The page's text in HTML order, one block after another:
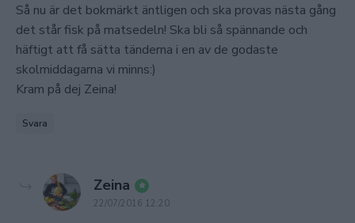
Så nu är det bokmärkt äntligen och ska provas nästa gång
det står fisk på matsedeln! Ska bli så spännande och
häftigt att få sätta tänderna i en av de godaste
skolmiddagarna vi minns:)
Kram på dej Zeina!
Svara
Zeina says:
22/07/2016 12:20